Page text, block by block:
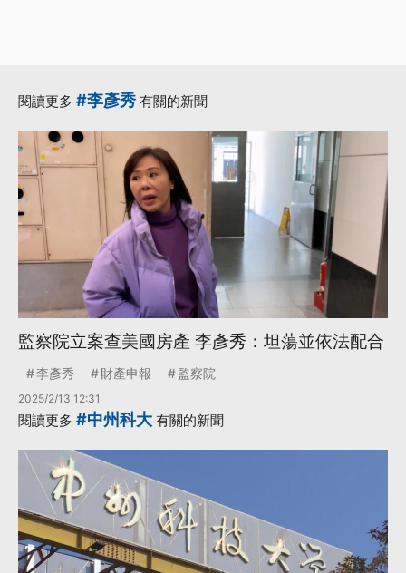
閱讀更多 #李彥秀 有關的新聞
監察院立案查美國房產 李彥秀：坦蕩並依法配合
李彥秀 財產申報 監察院
2025/2/13 12:31
閱讀更多 #中州科大 有關的新聞